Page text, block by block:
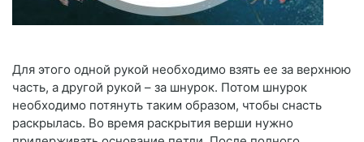
Для этого одной рукой необходимо взять ее за верхнюю
часть, а другой рукой – за шнурок. Потом шнурок
необходимо потянуть таким образом, чтобы снасть
раскрылась. Во время раскрытия верши нужно